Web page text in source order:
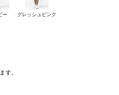
ー グレッシュピンク
す。